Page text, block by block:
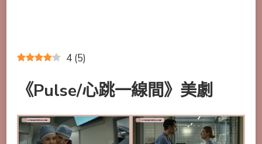
4 (5)
《Pulse/心跳一線間》美劇